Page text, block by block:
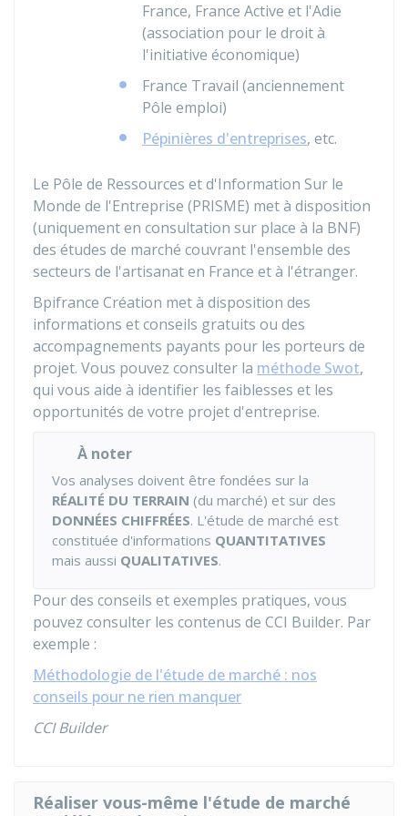
France, France Active et l'Adie
(association pour le droit à
l'initiative économique)
France Travail (anciennement
Pôle emploi)
Pépinières d'entreprises, etc.
Le Pôle de Ressources et d'Information Sur le
Monde de l'Entreprise (PRISME) met à disposition
(uniquement en consultation sur place à la BNF)
des études de marché couvrant l'ensemble des
secteurs de l'artisanat en France et à l'étranger.
Bpifrance Création met à disposition des
informations et conseils gratuits ou des
accompagnements payants pour les porteurs de
projet. Vous pouvez consulter la méthode Swot,
qui vous aide à identifier les faiblesses et les
opportunités de votre projet d'entreprise.
À noter
Vos analyses doivent être fondées sur la
RÉALITÉ DU TERRAIN (du marché) et sur des
DONNÉES CHIFFRÉES. L'étude de marché est
constituée d'informations QUANTITATIVES
mais aussi QUALITATIVES.
Pour des conseils et exemples pratiques, vous
pouvez consulter les contenus de CCI Builder. Par
exemple :
Méthodologie de l'étude de marché : nos
conseils pour ne rien manquer
CCI Builder
Réaliser vous-même l'étude de marché